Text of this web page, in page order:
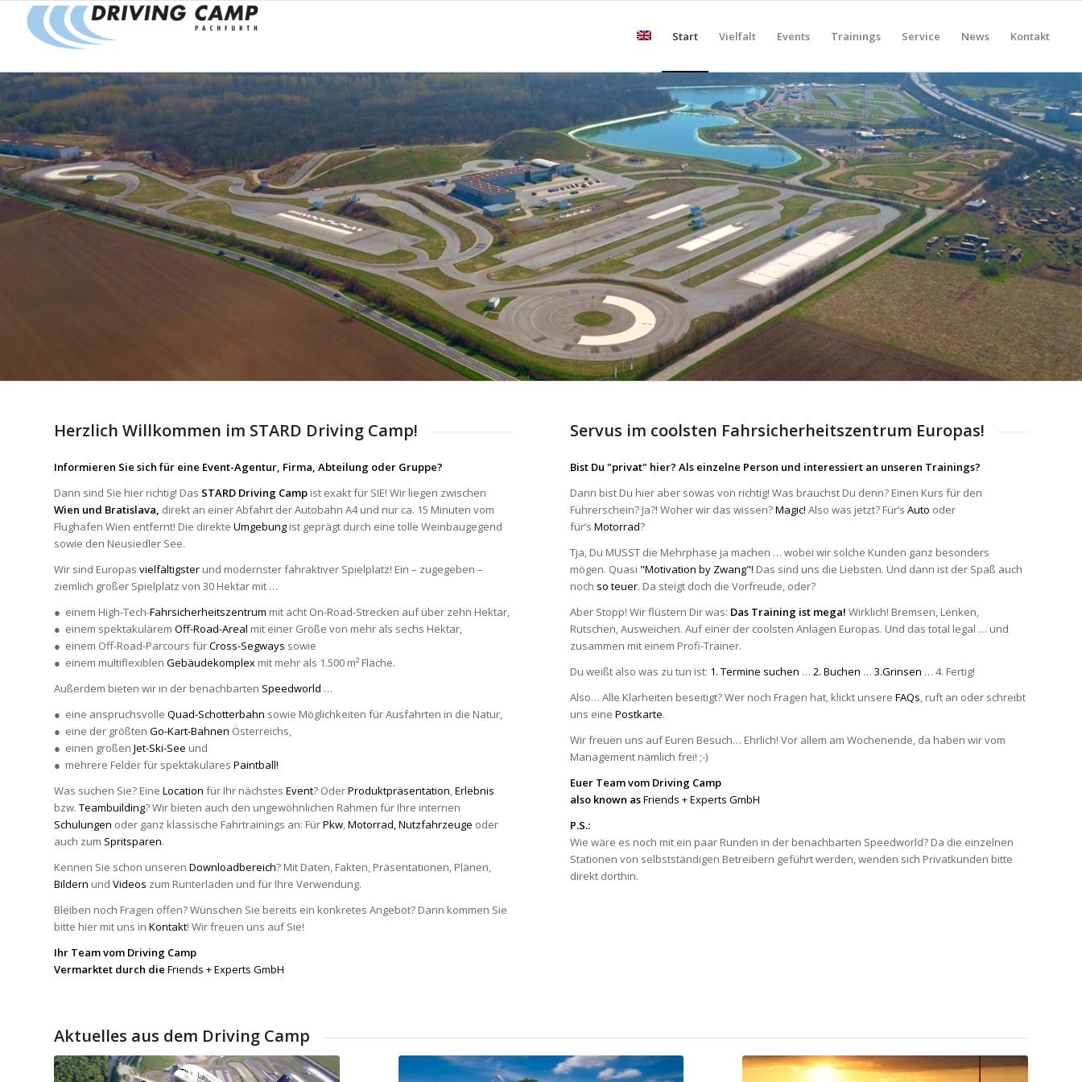
Start Vielfalt Events Trainings Service News Kontakt
Herzlich Willkommen im STARD Driving Camp!
Informieren Sie sich für eine Event-Agentur, Firma, Abteilung oder Gruppe?
Dann sind Sie hier richtig! Das STARD Driving Camp ist exakt für SIE! Wir liegen zwischen
Wien und Bratislava, direkt an einer Abfahrt der Autobahn A4 und nur ca. 15 Minuten vom
Flughafen Wien entfernt! Die direkte Umgebung ist geprägt durch eine tolle Weinbaugegend
sowie den Neusiedler See.
Wir sind Europas vielfältigster und modernster fahraktiver Spielplatz! Ein – zugegeben –
ziemlich großer Spielplatz von 30 Hektar mit …
● einem High-Tech-Fahrsicherheitszentrum mit acht On-Road-Strecken auf über zehn Hektar,
● einem spektakulärem Off-Road-Areal mit einer Größe von mehr als sechs Hektar,
● einem Off-Road-Parcours fürCross-Segways sowie
● einem multiflexiblen Gebäudekomplex mit mehr als 1.500 m² Fläche.
Außerdem bieten wir in der benachbarten Speedworld …
● eine anspruchsvolle Quad-Schotterbahn sowie Möglichkeiten für Ausfahrten in die Natur,
● eine der größten Go-Kart-Bahnen Österreichs,
● einen großen Jet-Ski-See und
● mehrere Felder für spektakuläres Paintball!
Was suchen Sie? Eine Location für Ihr nächstes Event? OderProduktpräsentation,Erlebnis
bzw. Teambuilding? Wir bieten auch den ungewöhnlichen Rahmen für Ihre internen
Schulungen oder ganz klassische Fahrtrainings an: FürPkw,Motorrad,Nutzfahrzeuge oder
auch zum Spritsparen.
Kennen Sie schon unseren Downloadbereich? Mit Daten, Fakten, Präsentationen, Plänen,
Bildern und Videos zum Runterladen und für Ihre Verwendung.
Bleiben noch Fragen offen? Wünschen Sie bereits ein konkretes Angebot? Dann kommen Sie
bitte hier mit uns in Kontakt! Wir freuen uns auf Sie!
Ihr Team vom Driving Camp
Vermarktet durch die Friends + Experts GmbH
Servus im coolsten Fahrsicherheitszentrum Europas!
Bist Du "privat" hier? Als einzelne Person und interessiert an unseren Trainings?
Dann bist Du hier aber sowas von richtig! Was brauchst Du denn? Einen Kurs für den
Führerschein? Ja?! Woher wir das wissen?Magic! Also was jetzt? Für’sAuto oder
für’sMotorrad?
Tja, Du MUSST die Mehrphase ja machen … wobei wir solche Kunden ganz besonders
mögen. Quasi "Motivation by Zwang"! Das sind uns die Liebsten. Und dann ist der Spaß auch
noch so teuer. Da steigt doch die Vorfreude, oder?
Aber Stopp! Wir flüstern Dir was: Das Training ist mega! Wirklich! Bremsen, Lenken,
Rutschen, Ausweichen. Auf einer der coolsten Anlagen Europas. Und das total legal … und
zusammen mit einem Profi-Trainer.
Du weißt also was zu tun ist: 1. Termine suchen …2. Buchen …3.Grinsen … 4. Fertig!
Also… Alle Klarheiten beseitigt? Wer noch Fragen hat, klickt unsereFAQs, ruft an oder schreibt
uns einePostkarte.
Wir freuen uns auf Euren Besuch… Ehrlich! Vor allem am Wochenende, da haben wir vom
Management nämlich frei! ;-)
Euer Team vom Driving Camp
also known asFriends + Experts GmbH
P.S.:
Wie wäre es noch mit ein paar Runden in der benachbarten Speedworld? Da die einzelnen
Stationen von selbstständigen Betreibern geführt werden, wenden sich Privatkunden bitte
direkt dorthin.
Aktuelles aus dem Driving Camp